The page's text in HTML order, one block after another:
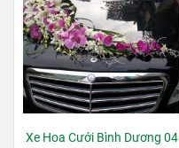
Xe Hoa Cưới Bình Dương 04